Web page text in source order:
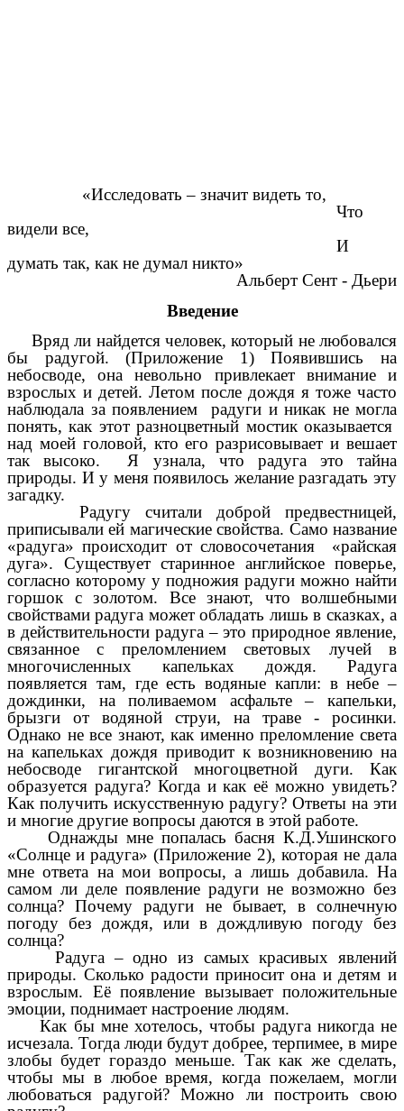
«Исследовать – значит видеть то,
Что
видели все,
И
думать так, как не думал никто»
Альберт Сент - Дьери
Введение
Вряд ли найдется человек, который не любовался
бы радугой. (Приложение 1) Появившись на
небосводе, она невольно привлекает внимание и
взрослых и детей. Летом после дождя я тоже часто
наблюдала за появлением радуги и никак не могла
понять, как этот разноцветный мостик оказывается
над моей головой, кто его разрисовывает и вешает
так высоко. Я узнала, что радуга это тайна
природы. И у меня появилось желание разгадать эту
загадку.
Радугу считали доброй предвестницей,
приписывали ей магические свойства. Само название
«радуга» происходит от словосочетания «райская
дуга». Существует старинное английское поверье,
согласно которому у подножия радуги можно найти
горшок с золотом. Все знают, что волшебными
свойствами радуга может обладать лишь в сказках, а
в действительности радуга – это природное явление,
связанное с преломлением световых лучей в
многочисленных капельках дождя. Радуга
появляется там, где есть водяные капли: в небе –
дождинки, на поливаемом асфальте – капельки,
брызги от водяной струи, на траве - росинки.
Однако не все знают, как именно преломление света
на капельках дождя приводит к возникновению на
небосводе гигантской многоцветной дуги. Как
образуется радуга? Когда и как её можно увидеть?
Как получить искусственную радугу? Ответы на эти
и многие другие вопросы даются в этой работе.
Однажды мне попалась басня К.Д.Ушинского
«Солнце и радуга» (Приложение 2), которая не дала
мне ответа на мои вопросы, а лишь добавила. На
самом ли деле появление радуги не возможно без
солнца? Почему радуги не бывает, в солнечную
погоду без дождя, или в дождливую погоду без
солнца?
Радуга – одно из самых красивых явлений
природы. Сколько радости приносит она и детям и
взрослым. Её появление вызывает положительные
эмоции, поднимает настроение людям.
Как бы мне хотелось, чтобы радуга никогда не
исчезала. Тогда люди будут добрее, терпимее, в мире
злобы будет гораздо меньше. Так как же сделать,
чтобы мы в любое время, когда пожелаем, могли
любоваться радугой? Можно ли построить свою